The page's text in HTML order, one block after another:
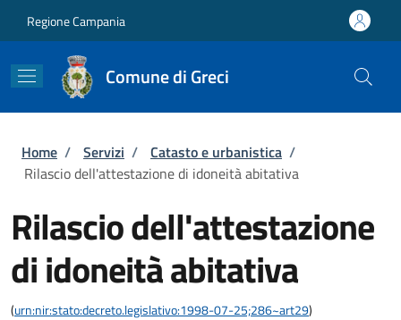
Regione Campania
Comune di Greci
Briciole di pane
Home / Servizi / Catasto e urbanistica /
Rilascio dell'attestazione di idoneità abitativa
Rilascio dell'attestazione
di idoneità abitativa
(urn:nir:stato:decreto.legislativo:1998-07-25;286~art29)